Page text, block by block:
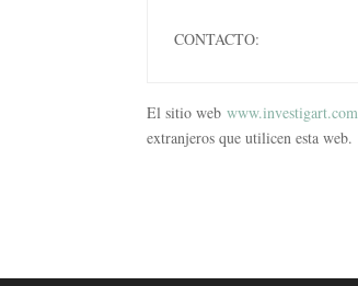
CONTACTO:
El sitio webwww.investigart.com
extranjeros que utilicen esta web.